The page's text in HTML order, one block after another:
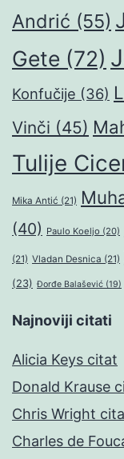
Andrić (55)
Gete (72)
Konfučije (36)
Vinči (45)
Tulije
Mika Antić (21)
(40) Paulo Koeljo (20)
(21) Vladan Desnica (21)
(23) Đorđe Balašević (19)
Najnoviji citati
Alicia Keys citat
Donald Krause
Chris Wright
Charles de